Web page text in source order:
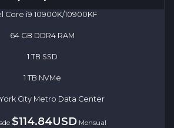
Core i9 10900K/10900KF
64 GB DDR4 RAM
1 TB SSD
1 TB NVMe
City Metro Data Center
$114.84USDMensual